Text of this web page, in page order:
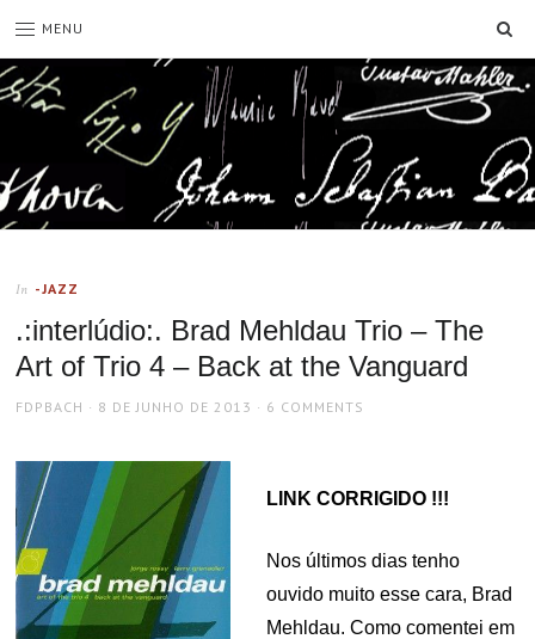
MENU
In -JAZZ
.:interlúdio:. Brad Mehldau Trio – The
Art of Trio 4 – Back at the Vanguard
AUTHOR
FDPBACH
POSTED
8 DE JUNHO DE 2013 6 COMMENTS
LINK CORRIGIDO !!!
Nos últimos dias tenho
ouvido muito esse cara, Brad
Mehldau. Como comentei em